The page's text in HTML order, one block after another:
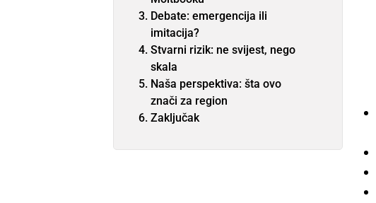
Debate: emergencija ili
imitacija?
Stvarni rizik: ne svijest, nego
skala
Naša perspektiva: šta ovo
znači za region
Zaključak